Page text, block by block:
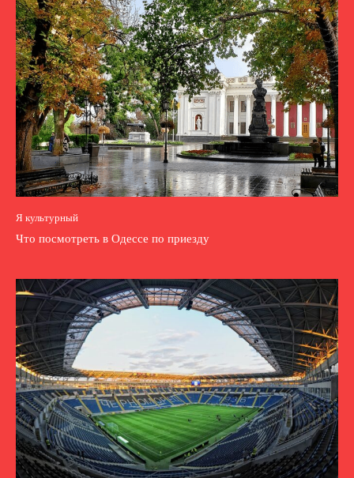
Я культурный
Что посмотреть в Одессе по приезду